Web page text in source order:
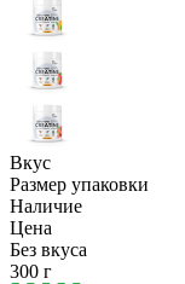
Вкус
Размер упаковки
Наличие
Цена
Без вкуса
300 г